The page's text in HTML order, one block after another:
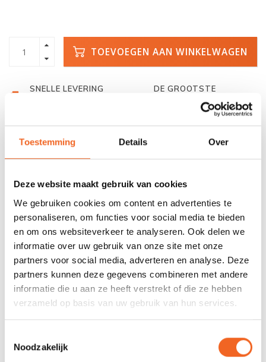
Toestemming Details Over
Deze website maakt gebruik van cookies
We gebruiken cookies om content en advertenties te
personaliseren, om functies voor social media te bieden
en om ons websiteverkeer te analyseren. Ook delen we
informatie over uw gebruik van onze site met onze
partners voor social media, adverteren en analyse. Deze
partners kunnen deze gegevens combineren met andere
informatie die u aan ze heeft verstrekt of die ze hebben
verzameld op basis van uw gebruik van hun services.
Noodzakelijk
TOEVOEGEN AAN WINKELWAGEN
SNELLE LEVERING
DE GROOTSTE
Duizenden kano's op
678 GOOGLE REVIEWS
PROEFVAART
INFORMATIE
Deze Linder Inkas 495 is ons demomodel geweest en heeft
daardoor enkele gebruikssporen, maar ziet er nog goed uit!
Meer informatie over de Linder Inkas 495 ishierte vinden.
REVIEWS